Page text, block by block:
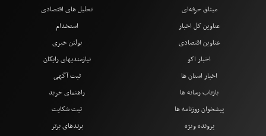
میثاق حرفه‌ای
تحلیل های اقتصادی
عناوین کل اخبار
عناوین اقتصادی
اخبار اکو
اخبار استان ها
بازتاب رسانه ها
پیشخوان روزنامه ها
پرونده ویژه
استخدام
بولتن خبری
نیازمندیهای رایگان
ثبت آگهی
راهنمای خرید
ثبت شکایت
برندهای برتر